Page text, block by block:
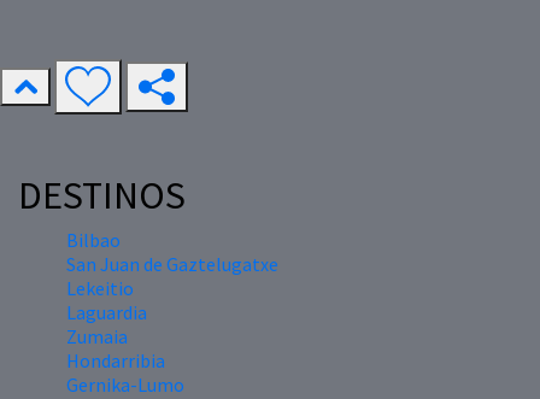
DESTINOS
Bilbao
San Juan de Gaztelugatxe
Lekeitio
Laguardia
Zumaia
Hondarribia
Gernika-Lumo